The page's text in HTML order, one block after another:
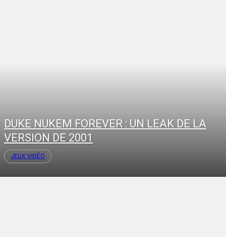
DUKE NUKEM FOREVER : UN LEAK DE LA
VERSION DE 2001
JEUX VIDÉO